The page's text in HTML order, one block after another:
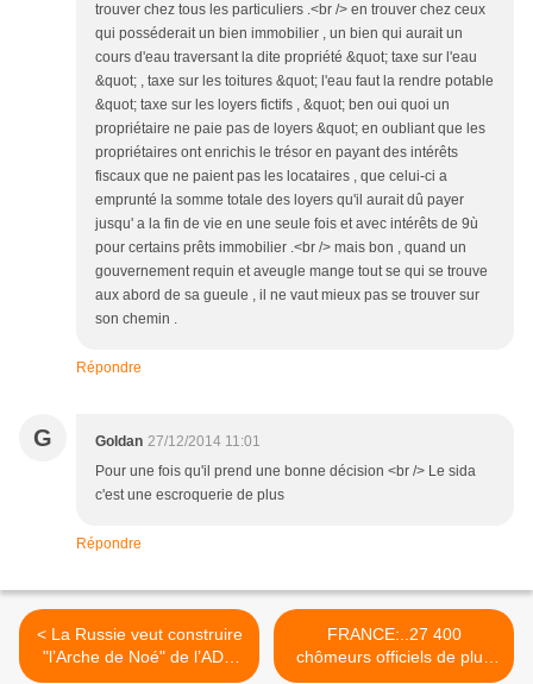
trouver chez tous les particuliers .<br /> en trouver chez ceux
qui posséderait un bien immobilier , un bien qui aurait un
cours d'eau traversant la dite propriété &quot; taxe sur l'eau
&quot; , taxe sur les toitures &quot; l'eau faut la rendre potable
&quot; taxe sur les loyers fictifs , &quot; ben oui quoi un
propriétaire ne paie pas de loyers &quot; en oubliant que les
propriétaires ont enrichis le trésor en payant des intérêts
fiscaux que ne paient pas les locataires , que celui-ci a
emprunté la somme totale des loyers qu'il aurait dû payer
jusqu' a la fin de vie en une seule fois et avec intérêts de 9ù
pour certains prêts immobilier .<br /> mais bon , quand un
gouvernement requin et aveugle mange tout se qui se trouve
aux abord de sa gueule , il ne vaut mieux pas se trouver sur
son chemin .
Répondre
G Goldan 27/12/2014 11:01
Pour une fois qu'il prend une bonne décision <br /> Le sida
c'est une escroquerie de plus
Répondre
< La Russie veut construire
"l’Arche de Noé" de l’ADN
du vivant
FRANCE:..27 400
chômeurs officiels de plus
en novembre + autant avec